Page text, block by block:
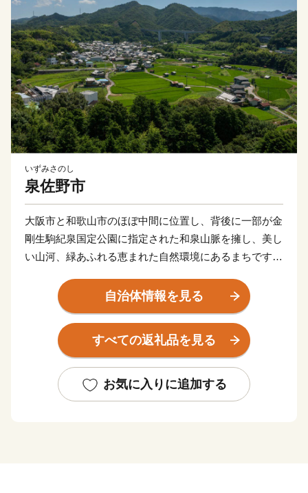
いずみさのし
泉佐野市
大阪市と和歌山市のほぼ中間に位置し、背後に一部が金
剛生駒紀泉国定公園に指定された和泉山脈を擁し、美し
い山河、緑あふれる恵まれた自然環境にあるまちです。
たが、関西国際空港の開港などに伴う人口の増加ととも
に、商業・サービス業が盛んになっています。
関空によるインパクトを最大限に活用し、世界と日本を
結ぶ玄関都市として、21世紀にふさわしい国際都市をめ
自治体情報を見る
すべての返礼品を見る
お気に入りに追加する